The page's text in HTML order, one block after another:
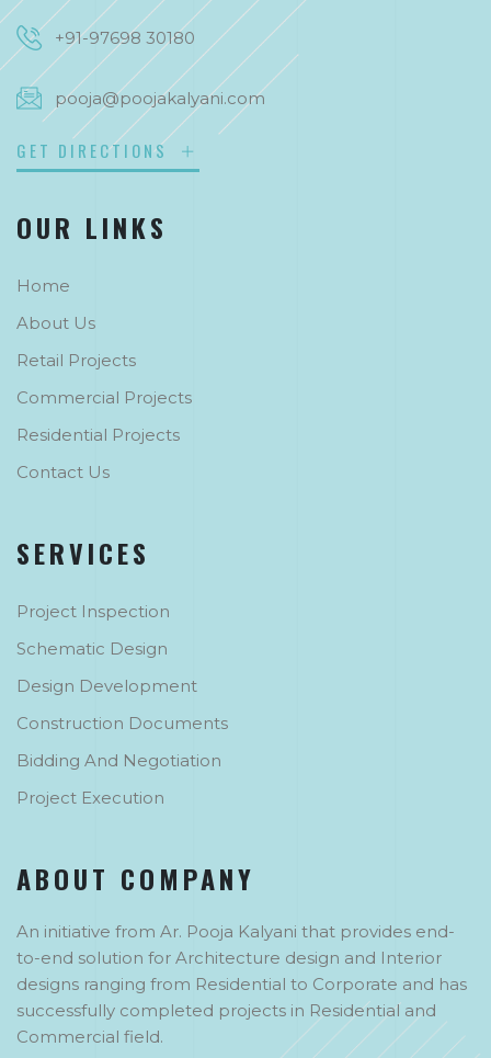
+91-97698 30180
pooja@poojakalyani.com
GET DIRECTIONS
OUR LINKS
Home
About Us
Retail Projects
Commercial Projects
Residential Projects
Contact Us
SERVICES
Project Inspection
Schematic Design
Design Development
Construction Documents
Bidding And Negotiation
Project Execution
ABOUT COMPANY
An initiative from Ar. Pooja Kalyani that provides end-
to-end solution for Architecture design and Interior
designs ranging from Residential to Corporate and has
successfully completed projects in Residential and
Commercial field.